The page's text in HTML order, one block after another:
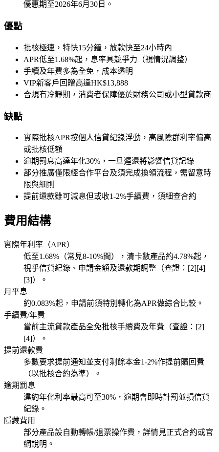
優惠期至2026年6月30日。
優點
批核極速，特快15分鐘，放款快至24小時內
APR低至1.68%起，息率具競爭力（視情況調整）
手續及年費多為全免，成本透明
VIP新客戶回贈高達HK$13,888
合規有冷靜期，消費者保障優於財務公司或小型貸款商
缺點
實際批核APR按個人信貸紀錄浮動，高風險群利率偏高
或批核低額
逾期罰息高達年化30%，一旦遲還將影響信貸記錄
部分推廣僅限經合作平台及須完成換領流程，需留意時
限與細則
提前還款雖可減息但或收1-2%手續費，須細查合約
費用結構
實際年利率（APR）
低至1.68%（常見8-10%間），清卡數產品約4.78%起，
視乎信貸紀錄、申請金額及還款期調整（查證：[2][4]
[3]）。
月平息
約0.083%起，申請前須特別轉化為APR做綜合比較。
手續費/年費
當前主流貸款產品全免批核手續費及年費（查證：[2]
[4]）。
提前還款費
多數要求提前通知並支付剩餘本金1-2%作提前贖回費
（以批核合約為準）。
逾期罰息
違約年化利率最高可至30%，逾期會即時計罰並損信貸
紀錄。
隱藏費用
部分產品設自動轉帳/退票操作費，詳情見正式合約或官
網說明。